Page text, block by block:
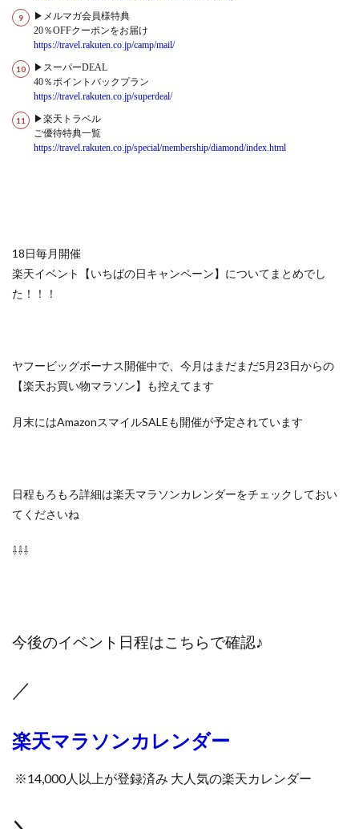
▶メルマガ会員様特典
20％OFFクーポンをお届け
https://travel.rakuten.co.jp/camp/mail/
▶スーパーDEAL
40％ポイントバックプラン
https://travel.rakuten.co.jp/superdeal/
▶楽天トラベル
ご優待特典一覧
https://travel.rakuten.co.jp/special/membership/diamond/index.html
18日毎月開催
楽天イベント【いちばの日キャンペーン】についてまとめでし
た！！！
ヤフービッグボーナス開催中で、今月はまだまだ5月23日からの
【楽天お買い物マラソン】も控えてます
月末にはAmazonスマイルSALEも開催が予定されています
日程もろもろ詳細は楽天マラソンカレンダーをチェックしておい
てくださいね
⇩⇩⇩
今後のイベント日程はこちらで確認♪
／
楽天マラソンカレンダー
※14,000人以上が登録済み 大人気の楽天カレンダー